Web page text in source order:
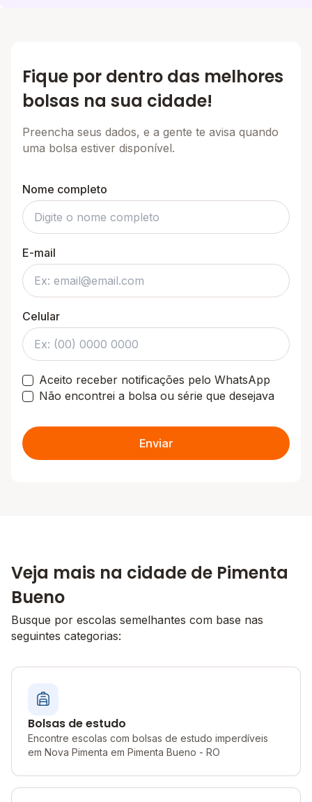
Fique por dentro das melhores
bolsas na sua cidade!
Preencha seus dados, e a gente te avisa quando
uma bolsa estiver disponível.
Nome completo
E-mail
Celular
Aceito receber notificações pelo WhatsApp
Não encontrei a bolsa ou série que desejava
Enviar
Veja mais na cidade de Pimenta
Bueno
Busque por escolas semelhantes com base nas
seguintes categorias:
Bolsas de estudo
Encontre escolas com bolsas de estudo imperdíveis
em Nova Pimenta em Pimenta Bueno - RO